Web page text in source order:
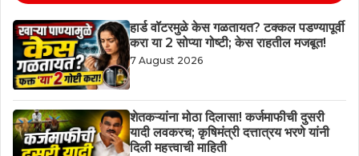
हार्ड वॉटरमुळे केस गळतायत? टक्कल पडण्यापूर्वी
करा या 2 सोप्या गोष्टी; केस राहतील मजबूत!
7 August 2026
शेतकऱ्यांना मोठा दिलासा! कर्जमाफीची दुसरी
यादी लवकरच; कृषिमंत्री दत्तात्रय भरणे यांनी
दिली महत्त्वाची माहिती